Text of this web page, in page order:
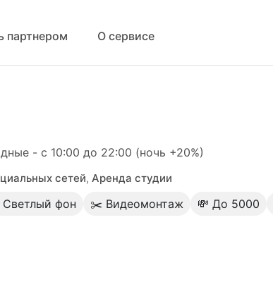
партнером О сервисе
- с 10:00 до 22:00 (ночь +20%)
сетей, Аренда студии
Светлый фон ✂️ Видеомонтаж 💸 До 5000